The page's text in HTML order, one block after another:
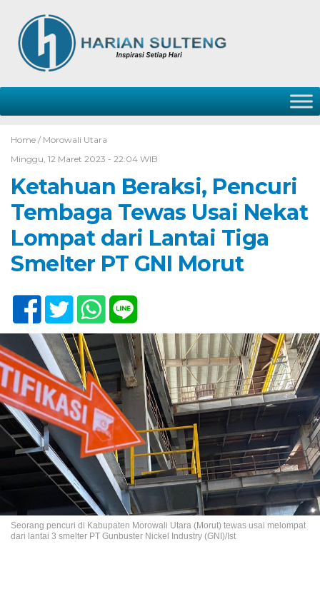
Home / Morowali Utara
Minggu, 12 Maret 2023 - 22:04 WIB
Ketahuan Beraksi, Pencuri
Tembaga Tewas Usai Nekat
Lompat dari Lantai Tiga
Smelter PT GNI Morut
Seorang pencuri di Kabupaten Morowali Utara (Morut) tewas usai melompat
dari lantai 3 smelter PT Gunbuster Nickel Industry (GNI)/Ist